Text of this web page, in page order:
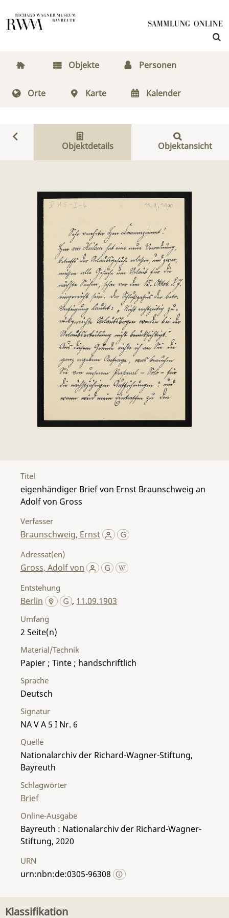
Objekte Personen
Orte Karte Kalender
Objektdetails Objektansicht
Titel
eigenhändiger Brief von Ernst Braunschweig an
Adolf von Gross
Verfasser
Braunschweig, Ernst
Adressat(en)
Gross, Adolf von
Entstehung
Berlin , 11.09.1903
Umfang
2
Material/Technik
Papier ; Tinte ; handschriftlich
Sprache
Deutsch
Signatur
NA V A 5 I Nr. 6
Quelle
Nationalarchiv der Richard-Wagner-Stiftung,
Bayreuth
Schlagwörter
Brief
Online-Ausgabe
Bayreuth : Nationalarchiv der Richard-Wagner-
Stiftung, 2020
URN
urn:nbn:de:0305-96308
Klassifikation